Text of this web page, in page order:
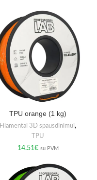
TPU orange (1 kg)
Filamentai 3D spausdinimui,
TPU
14.51€ su PVM